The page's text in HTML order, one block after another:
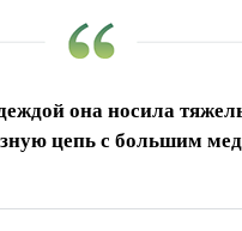
она носила
цепь с большим